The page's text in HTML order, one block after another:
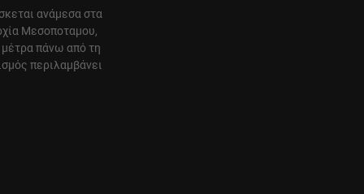
ανάμεσα στα
Μεσοποταμου,
πάνω από τη
περιλαμβάνει